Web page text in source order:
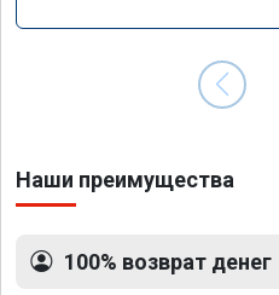
Наши преимущества
100% возврат денег